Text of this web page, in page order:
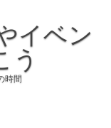
イベン
う
時間